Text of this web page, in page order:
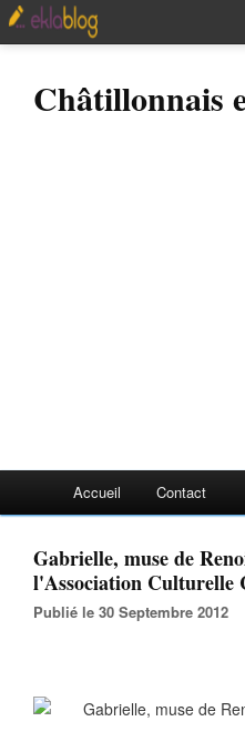
Châtillonnais
Accueil Contact
Gabrielle, muse de
l'Association Culturelle
Publié le 30 Septembre 2012